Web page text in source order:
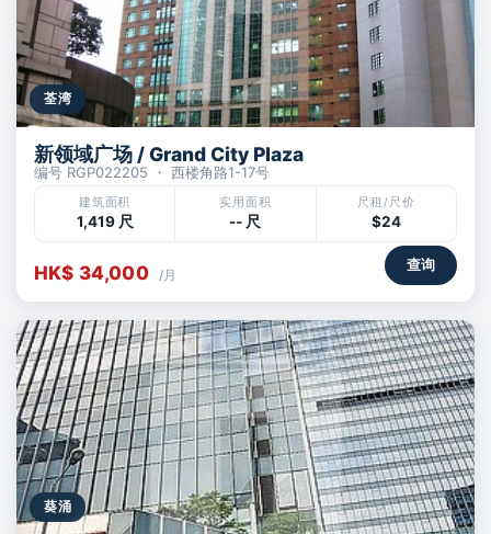
荃湾
新领域广场 / Grand City Plaza
编号 RGP022205 ・ 西楼角路1-17号
建筑面积
1,419 尺
实用面积
-- 尺
尺租/尺价
$24
HK$ 34,000 /月
查询
葵涌